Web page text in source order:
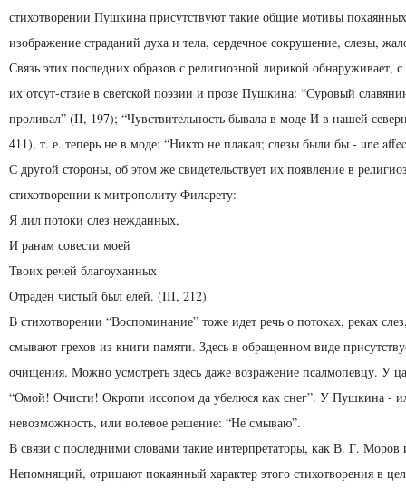
стихотворении Пушкина присутствуют такие общие мотивы
изображение страданий духа и тела, сердечное сокрушение, слезы,
Связь этих последних образов с религиозной лирикой обнаруживает,
их отсут-ствие в светской поэзии и прозе Пушкина: “Суровый
проливал” (II, 197); “Чувствительность бывала в моде И в нашей
411), т. е. теперь не в моде; “Никто не плакал; слезы были бы - une
С другой стороны, об этом же свидетельствует их появление в
стихотворении к митрополиту Филарету:
Я лил потоки слез нежданных,
И ранам совести моей
Твоих речей благоуханных
Отраден чистый был елей. (III, 212)
В стихотворении “Воспоминание” тоже идет речь о потоках, реках
смывают грехов из книги памяти. Здесь в обращенном виде
очищения. Можно усмотреть здесь даже возражение псалмопевцу. У
“Омой! Очисти! Окропи иссопом да убелюся как снег”. У Пушкина -
невозможность, или волевое решение: “Не смываю”.
В связи с последними словами такие интерпретаторы, как В. Г.
Непомнящий, отрицают покаянный характер этого стихотворения в